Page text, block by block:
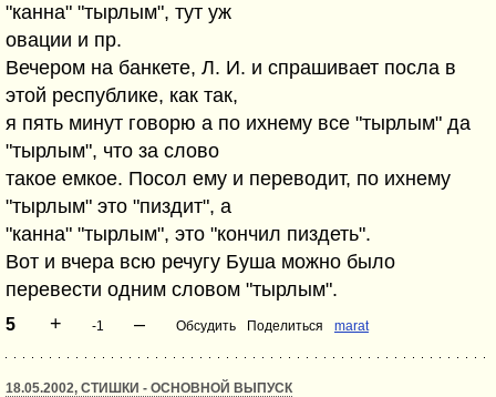
"канна" "тырлым", тут уж
овации и пр.
Вечером на банкете, Л. И. и спрашивает посла в
этой республике, как так,
я пять минут говорю а по ихнему все "тырлым" да
"тырлым", что за слово
такое емкое. Посол ему и переводит, по ихнему
"тырлым" это "пиздит", а
"канна" "тырлым", это "кончил пиздеть".
Вот и вчера всю речугу Буша можно было
перевести одним словом "тырлым".
5 + -1 – Обсудить Поделиться marat
18.05.2002, СТИШКИ - ОСНОВНОЙ ВЫПУСК